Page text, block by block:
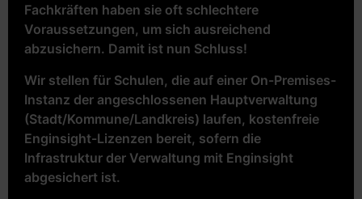
Fachkräften haben sie oft schlechtere
Voraussetzungen, um sich ausreichend
abzusichern. Damit ist nun Schluss!
Wir stellen für Schulen, die auf einer On-Premises-
Instanz der angeschlossenen Hauptverwaltung
(Stadt/Kommune/Landkreis) laufen, kostenfreie
Enginsight-Lizenzen bereit, sofern die
Infrastruktur der Verwaltung mit Enginsight
abgesichert ist.